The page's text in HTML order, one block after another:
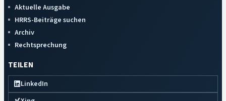
Aktuelle Ausgabe
HRRS-Beiträge suchen
Archiv
Rechtsprechung
TEILEN
LinkedIn